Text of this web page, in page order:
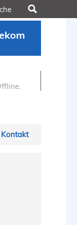
Kontakt